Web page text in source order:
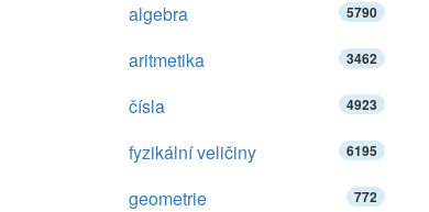
algebra 5790
aritmetika 3462
čísla 4923
fyzikální veličiny 6195
geometrie 772